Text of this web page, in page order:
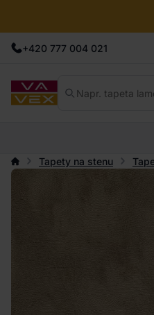
+420 777 004 021
Tapety na stenu